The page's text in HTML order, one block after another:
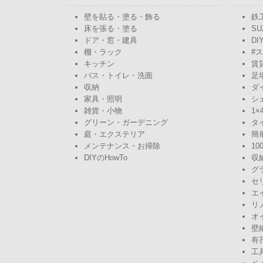
壁を貼る・塗る・飾る
床を張る・塗る
ドア・窓・建具
棚・ラック
キッチン
バス・トイレ・洗面
収納
家具・照明
雑貨・小物
グリーン・ガーデニング
庭・エクステリア
メンテナンス・お掃除
DIYのHowTo
鉄
#
賃
足
ダ
シ
タ
簡
収
グ
セ
エ
リ
オ
壁
有
工